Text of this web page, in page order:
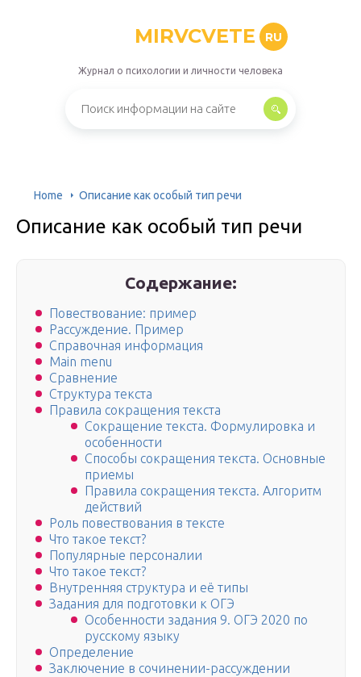
MIRVCVETE RU
Журнал о психологии и личности человека
Home Описание как особый тип речи
Описание как особый тип речи
Содержание:
Повествование: пример
Рассуждение. Пример
Справочная информация
Main menu
Сравнение
Структура текста
Правила сокращения текста
Сокращение текста. Формулировка и
особенности
Способы сокращения текста. Основные
приемы
Правила сокращения текста. Алгоритм
действий
Роль повествования в тексте
Что такое текст?
Популярные персоналии
Что такое текст?
Внутренняя структура и её типы
Задания для подготовки к ОГЭ
Особенности задания 9. ОГЭ 2020 по
русскому языку
Определение
Заключение в сочинении-рассуждении